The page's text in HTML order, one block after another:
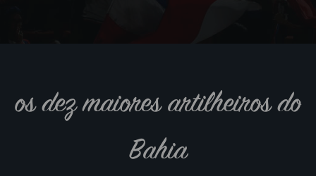
os dez maiores artilheiros do
Bahia